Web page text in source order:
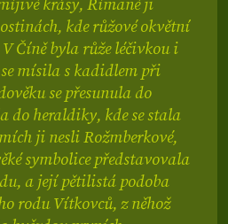
krásy, Římané ji
kde růžové okvětní
Číně byla růže léčivkou i
mísila s kadidlem při
se přesunula do
do heraldiky, kde se stala
ji nesli Rožmberkové,
symbolice představovala
a její pětilistá podoba
rodu Vítkovců, z něhož